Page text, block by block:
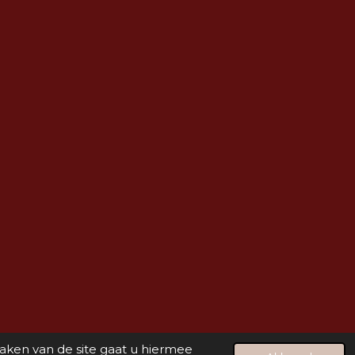
van de site gaat u hiermee